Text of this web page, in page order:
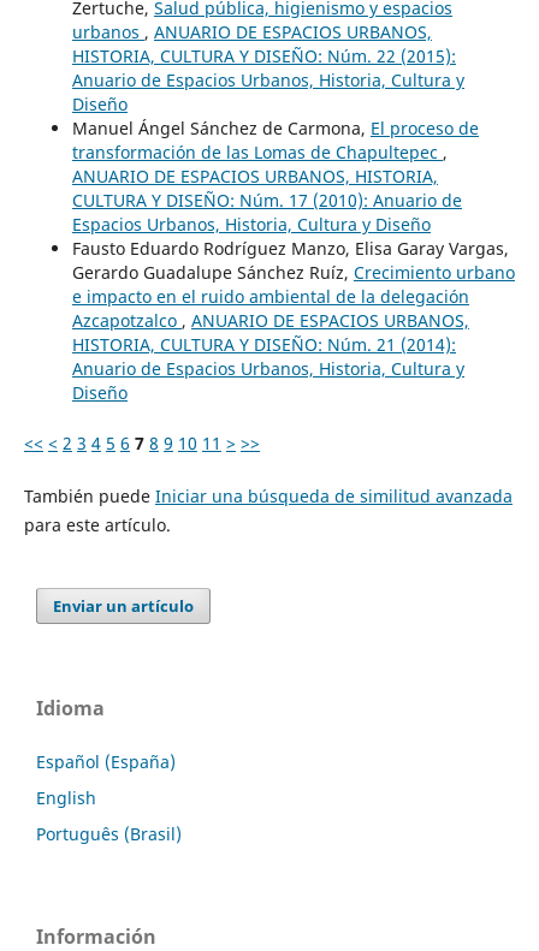
Zertuche, Salud pública, higienismo y espacios
urbanos , ANUARIO DE ESPACIOS URBANOS,
HISTORIA, CULTURA Y DISEÑO: Núm. 22 (2015):
Anuario de Espacios Urbanos, Historia, Cultura y
Diseño
Manuel Ángel Sánchez de Carmona, El proceso de
transformación de las Lomas de Chapultepec ,
ANUARIO DE ESPACIOS URBANOS, HISTORIA,
CULTURA Y DISEÑO: Núm. 17 (2010): Anuario de
Espacios Urbanos, Historia, Cultura y Diseño
Fausto Eduardo Rodríguez Manzo, Elisa Garay Vargas,
Gerardo Guadalupe Sánchez Ruíz, Crecimiento urbano
e impacto en el ruido ambiental de la delegación
Azcapotzalco , ANUARIO DE ESPACIOS URBANOS,
HISTORIA, CULTURA Y DISEÑO: Núm. 21 (2014):
Anuario de Espacios Urbanos, Historia, Cultura y
Diseño
<< < 2 3 4 5 6 7 8 9 10 11 > >>
También puede Iniciar una búsqueda de similitud avanzada
para este artículo.
Enviar un artículo
Idioma
Español (España)
English
Português (Brasil)
Información